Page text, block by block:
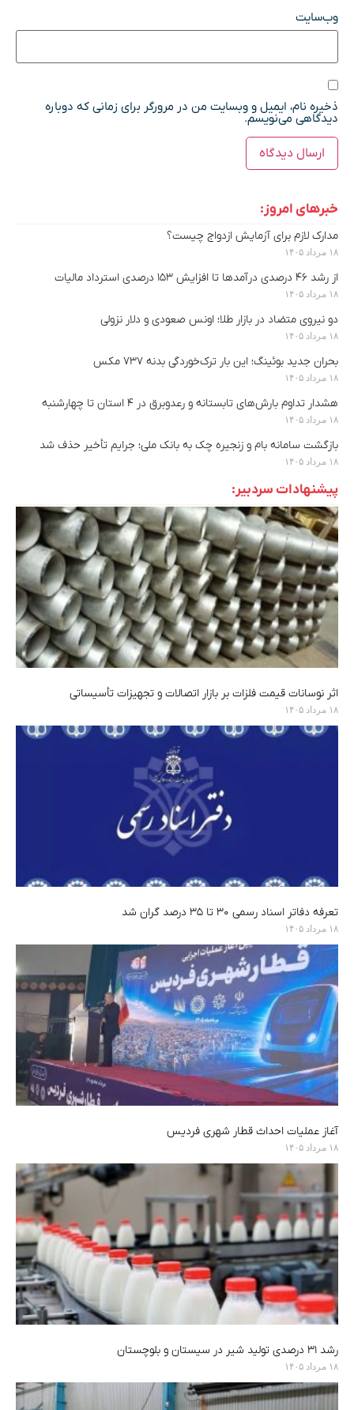
وب‌سایت
ذخیره نام، ایمیل و وبسایت من در مرورگر برای زمانی که دوباره
دیدگاهی می‌نویسم.
خبرهای امروز:
مدارک لازم برای آزمایش ازدواج چیست؟
۱۸ مرداد ۱۴۰۵
از رشد ۴۶ درصدی درآمدها تا افزایش ۱۵۳ درصدی استرداد مالیات
۱۸ مرداد ۱۴۰۵
دو نیروی متضاد در بازار طلا؛ اونس صعودی و دلار نزولی
۱۸ مرداد ۱۴۰۵
بحران جدید بوئینگ؛ این بار ترک‌خوردگی بدنه ۷۳۷ مکس
۱۸ مرداد ۱۴۰۵
هشدار تداوم بارش‌های تابستانه و رعدوبرق در ۴ استان تا چهارشنبه
۱۸ مرداد ۱۴۰۵
بازگشت سامانه بام و زنجیره چک به بانک ملی؛ جرایم تأخیر حذف شد
۱۸ مرداد ۱۴۰۵
پیشنهادات سردبیر:
اثر نوسانات قیمت فلزات بر بازار اتصالات و تجهیزات تأسیساتی
۱۸ مرداد ۱۴۰۵
تعرفه دفاتر اسناد رسمی ۳۰ تا ۳۵ درصد گران شد
۱۸ مرداد ۱۴۰۵
آغاز عملیات احداث قطار شهری فردیس
۱۸ مرداد ۱۴۰۵
رشد ۳۱ درصدی تولید شیر در سیستان و بلوچستان
۱۸ مرداد ۱۴۰۵